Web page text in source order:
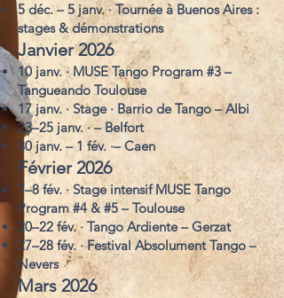
5 déc. – 5 janv. · Tournée à Buenos Aires :
stages & démonstrations
Janvier 2026
10 janv. · MUSE Tango Program #3 –
Tangueando Toulouse
17 janv. · Stage · Barrio de Tango – Albi
23–25 janv. · – Belfort
30 janv. – 1 fév. ·– Caen
Février 2026
7–8 fév. · Stage intensif MUSE Tango
Program #4 & #5 – Toulouse
20–22 fév. · Tango Ardiente – Gerzat
27–28 fév. · Festival Absolument Tango –
Nevers
Mars 2026